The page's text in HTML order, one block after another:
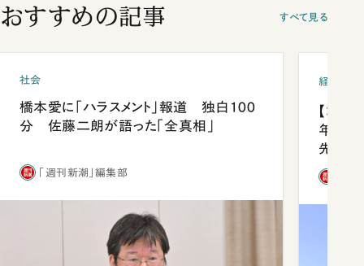
おすすめの記事 すべて見る
社会
橋本愛に「ハラスメント」報道 独白100
分 佐藤二朗が語った「全真相」
「週刊新潮」編集部
経済・ビ
【コン
年会は
先1位